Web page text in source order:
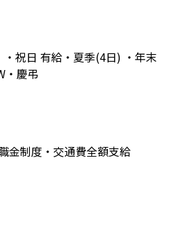
祝日 有給・夏季(4日) ・年末
・慶弔
金制度・交通費全額支給